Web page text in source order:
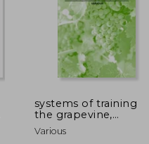
45%
systems of training
the grapevine,
including the guyot
and thomery systems
Various